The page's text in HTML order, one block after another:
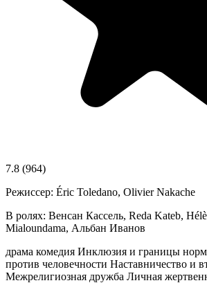
7.8 (964)
Режиссер: Éric Toledano, Olivier Nakache
В ролях: Венсан Кассель, Reda Kateb,
Mialoundama, Альбан Иванов
драма комедия Инклюзия и границы
против человечности Наставничество и
Межрелигиозная дружба Личная